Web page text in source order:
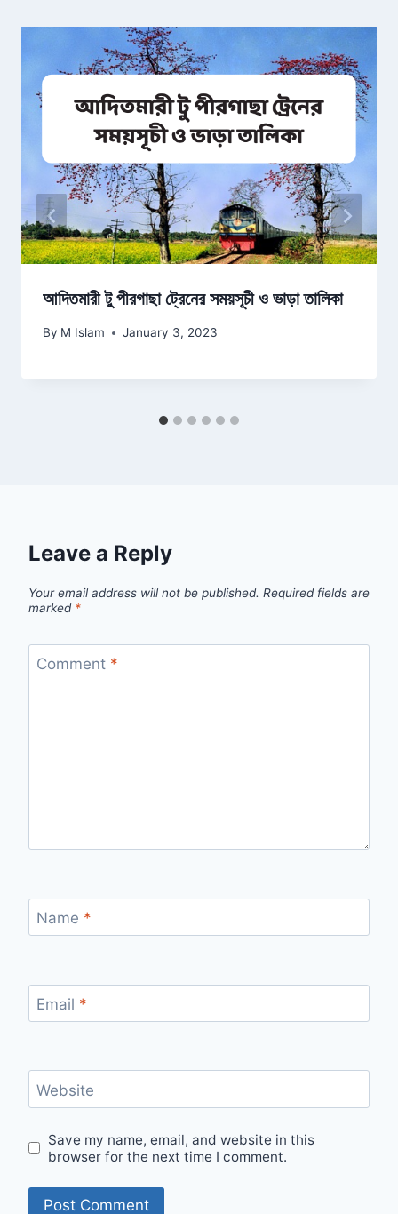
আদিতমারী টু পীরগাছা ট্রেনের সময়সূচী ও ভাড়া তালিকা
By M Islam January 3, 2023
Leave a Reply
Your email address will not be published. Required fields are
marked *
Comment *
Name *
Email *
Website
Save my name, email, and website in this
browser for the next time I comment.